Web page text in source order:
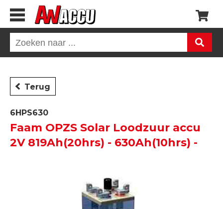
Terug
6HPS630
Faam OPZS Solar Loodzuur accu
2V 819Ah(20hrs) - 630Ah(10hrs) -